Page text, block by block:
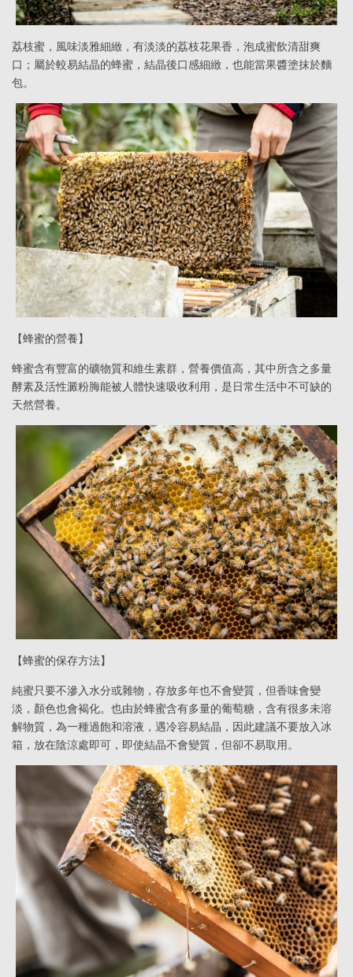
荔枝蜜，風味淡雅細緻，有淡淡的荔枝花果香，泡成蜜飲清甜爽
口；屬於較易結晶的蜂蜜，結晶後口感細緻，也能當果醬塗抹於麵
包。
【蜂蜜的營養】
蜂蜜含有豐富的礦物質和維生素群，營養價值高，其中所含之多量
酵素及活性澱粉脢能被人體快速吸收利用，是日常生活中不可缺的
天然營養。
【蜂蜜的保存方法】
純蜜只要不滲入水分或雜物，存放多年也不會變質，但香味會變
淡，顏色也會褐化。也由於蜂蜜含有多量的葡萄糖，含有很多未溶
解物質，為一種過飽和溶液，遇冷容易結晶，因此建議不要放入冰
箱，放在陰涼處即可，即使結晶不會變質，但卻不易取用。